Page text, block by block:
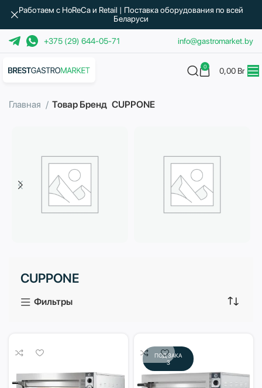
+375 (29) 644-05-71 info@gastromarket.by
0 0,00 Br
Главная Товар Бренд CUPPONE
3 продукта
CUPPONE
Фильтры
ПОД ЗАКА
З
Работаем с HoReCa и Retail | Поставка оборудования по всей
Беларуси